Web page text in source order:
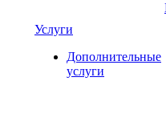
Услуги
Дополнительные
услуги